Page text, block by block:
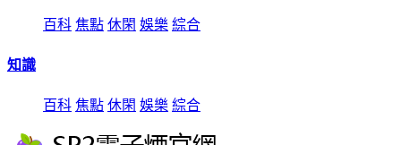
百科 焦點 休閑 娛樂 綜合
知識
百科 焦點 休閑 娛樂 綜合